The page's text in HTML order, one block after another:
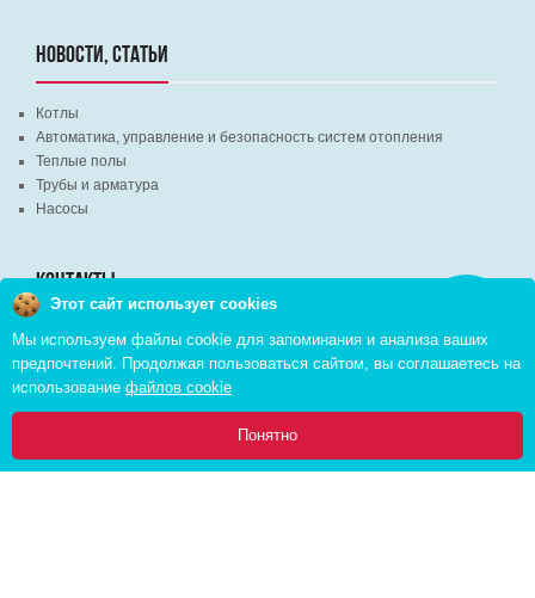
Главная Каталог Инфо Избранное Корзина:
НОВОСТИ, СТАТЬИ
Котлы
Автоматика, управление и безопасность систем отопления
Теплые полы
Трубы и арматура
Насосы
КОНТАКТЫ
г. Минск, ВЦ "Экспобел", строительный рынок, павильон № 8c
г. Минск, ул. М. Лынькова, д. 35, пом. 199
+375 (29) 110-46-46 (А1)
+375 (29) 373-90-16 (A1)
Этот сайт использует cookies
Мы используем файлы cookie для запоминания и анализа ваших
предпочтений. Продолжая пользоваться сайтом, вы соглашаетесь на
использование файлов cookie
Понятно